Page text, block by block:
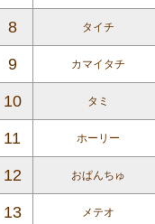
8 タイチ
9 カマイタチ
10 タミ
11 ホーリー
12 おぱんちゅ
13 メテオ